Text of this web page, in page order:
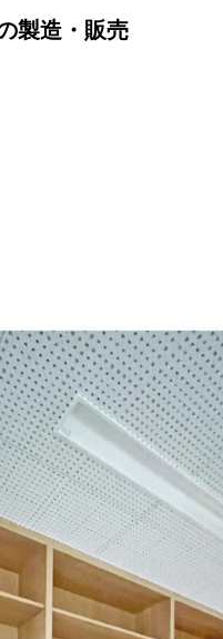
製造・販売